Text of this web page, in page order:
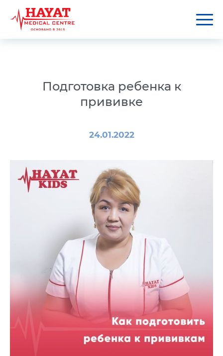
Подготовка ребенка к
прививке
24.01.2022